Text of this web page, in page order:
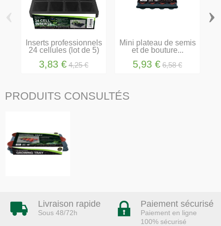
Inserts professionnels
24 cellules (lot de 5)
3,83 € 4,25 €
Mini plateau de semis
et de bouture...
5,93 € 6,58 €
›
PRODUITS CONSULTÉS
Livraison rapide
Sous 48/72h
Paiement sécurisé
Paiement en ligne
100% sécurisé